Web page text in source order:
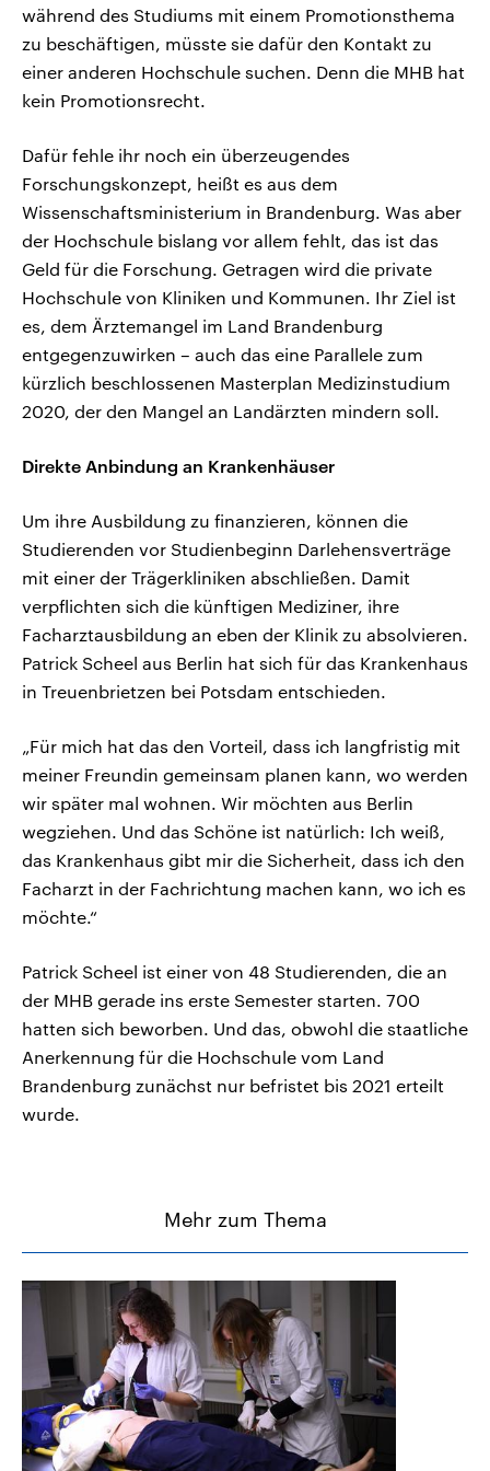
während des Studiums mit einem Promotionsthema
zu beschäftigen, müsste sie dafür den Kontakt zu
einer anderen Hochschule suchen. Denn die MHB hat
kein Promotionsrecht.
Dafür fehle ihr noch ein überzeugendes
Forschungskonzept, heißt es aus dem
Wissenschaftsministerium in Brandenburg. Was aber
der Hochschule bislang vor allem fehlt, das ist das
Geld für die Forschung. Getragen wird die private
Hochschule von Kliniken und Kommunen. Ihr Ziel ist
es, dem Ärztemangel im Land Brandenburg
entgegenzuwirken – auch das eine Parallele zum
kürzlich beschlossenen Masterplan Medizinstudium
2020, der den Mangel an Landärzten mindern soll.
Direkte Anbindung an Krankenhäuser
Um ihre Ausbildung zu finanzieren, können die
Studierenden vor Studienbeginn Darlehensverträge
mit einer der Trägerkliniken abschließen. Damit
verpflichten sich die künftigen Mediziner, ihre
Facharztausbildung an eben der Klinik zu absolvieren.
Patrick Scheel aus Berlin hat sich für das Krankenhaus
in Treuenbrietzen bei Potsdam entschieden.
„Für mich hat das den Vorteil, dass ich langfristig mit
meiner Freundin gemeinsam planen kann, wo werden
wir später mal wohnen. Wir möchten aus Berlin
wegziehen. Und das Schöne ist natürlich: Ich weiß,
das Krankenhaus gibt mir die Sicherheit, dass ich den
Facharzt in der Fachrichtung machen kann, wo ich es
möchte.“
Patrick Scheel ist einer von 48 Studierenden, die an
der MHB gerade ins erste Semester starten. 700
hatten sich beworben. Und das, obwohl die staatliche
Anerkennung für die Hochschule vom Land
Brandenburg zunächst nur befristet bis 2021 erteilt
wurde.
Mehr zum Thema